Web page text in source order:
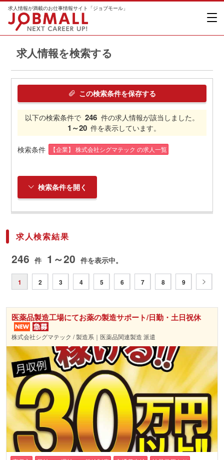
求人情報が満載のお仕事情報サイト「ジョブモール」
求人情報を検索する
この検索条件を保存する
以下の検索条件で 246 件の求人情報が該当しました。
1～20 件を表示しています。
検索条件 【企業】 株式会社シグマテック の求人一覧
検索条件を開く
求人検索結果
246 件 1～20 件を表示中。
1 2 3 4 5 6 7 8 9
医薬品製造工場にてお薬の製造サポート/日勤・土日祝休
株式会社シグマテック / 製造系｜医薬品関連製造 派遣